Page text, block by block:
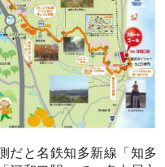
だと名鉄知多新線「知多